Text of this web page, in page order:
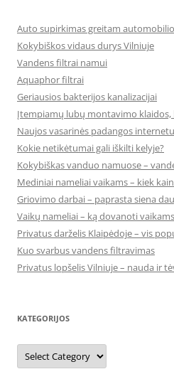
Auto supirkimas greitam
Kokybiškos vidaus durys Vilniuje
Vandens filtrai namui
Aquaphor filtrai
Geriausios bakterijos kanalizacijai
Įtempiamų lubų montavimo
Naujos vasarinės padangos
Kokie netikėtumai gali iškilti kelyje?
Kokybiškas vanduo namuose –
Mediniai nameliai vaikams – kiek
Griovimo darbai – paprasta siena
Vaikų nameliai – ką dovanoti vaikams
Privatus darželis Klaipėdoje – vis
Kuo svarbus vandens filtravimas
Privatus lopšelis Vilniuje – nauda ir
KATEGORIJOS
Kategorijos